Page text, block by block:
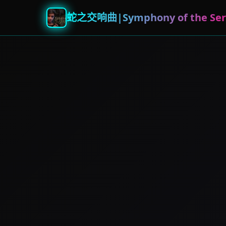
蛇之交响曲|Symphony of the